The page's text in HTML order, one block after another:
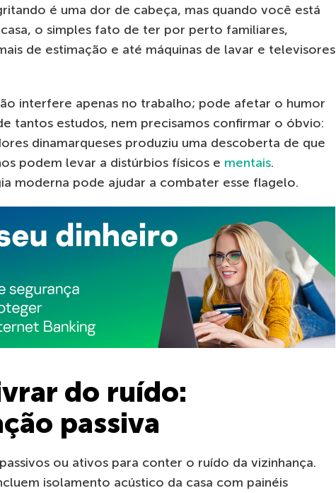
é uma dor de cabeça, mas quando você está
o simples fato de ter por perto familiares,
de estimação e até máquinas de lavar e televisores
interfere apenas no trabalho; pode afetar o humor
tantos estudos, nem precisamos confirmar o óbvio:
dinamarqueses produziu uma descoberta de que
podem levar a distúrbios físicos e mentais.
moderna pode ajudar a combater esse flagelo.
do ruído:
passiva
ou ativos para conter o ruído da vizinhança.
isolamento acústico da casa com painéis